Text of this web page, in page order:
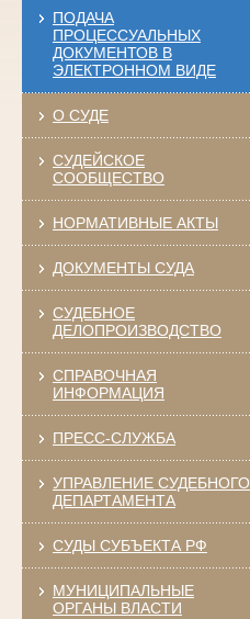
ПОДАЧА
ПРОЦЕССУАЛЬНЫХ
ДОКУМЕНТОВ В
ЭЛЕКТРОННОМ ВИДЕ
О СУДЕ
СУДЕЙСКОЕ
СООБЩЕСТВО
НОРМАТИВНЫЕ АКТЫ
ДОКУМЕНТЫ СУДА
СУДЕБНОЕ
ДЕЛОПРОИЗВОДСТВО
СПРАВОЧНАЯ
ИНФОРМАЦИЯ
ПРЕСС-СЛУЖБА
УПРАВЛЕНИЕ СУДЕБНОГО
ДЕПАРТАМЕНТА
СУДЫ СУБЪЕКТА РФ
МУНИЦИПАЛЬНЫЕ
ОРГАНЫ ВЛАСТИ